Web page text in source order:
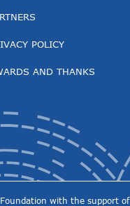
POLICY
AND THANKS
with the support of